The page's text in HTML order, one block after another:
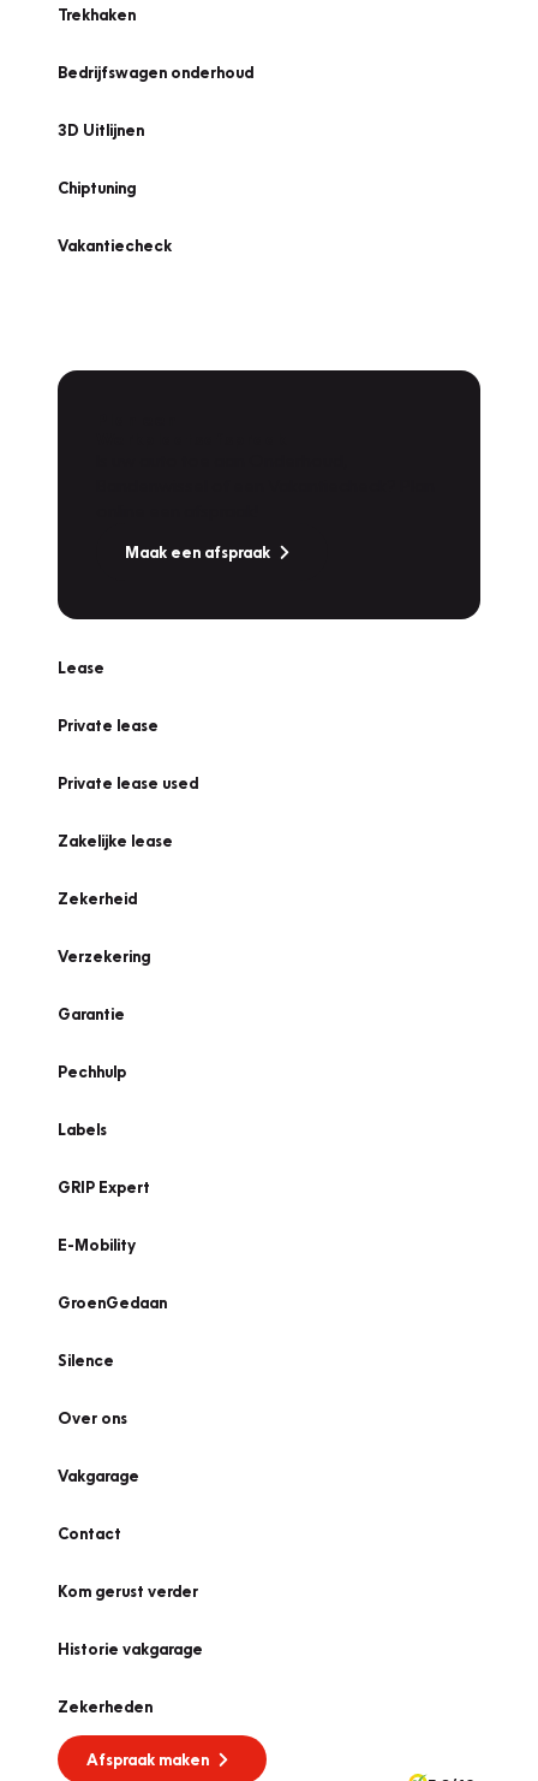
Trekhaken
Bedrijfswagen onderhoud
3D Uitlijnen
Chiptuning
Vakantiecheck
Maak een afspraak
Lease
Private lease
Private lease used
Zakelijke lease
Zekerheid
Verzekering
Garantie
Pechhulp
Labels
GRIP Expert
E-Mobility
GroenGedaan
Silence
Over ons
Vakgarage
Contact
Kom gerust verder
Historie vakgarage
Zekerheden
Afspraak maken